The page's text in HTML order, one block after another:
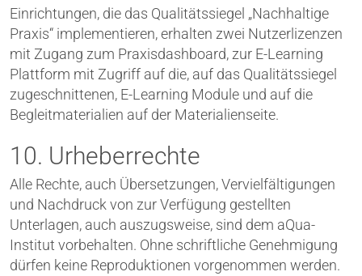
Einrichtungen, die das Qualitätssiegel „Nachhaltige
Praxis“ implementieren, erhalten zwei Nutzerlizenzen
mit Zugang zum Praxisdashboard, zur E-Learning
Plattform mit Zugriff auf die, auf das Qualitätssiegel
zugeschnittenen, E-Learning Module und auf die
Begleitmaterialien auf der Materialienseite.
10. Urheberrechte
Alle Rechte, auch Übersetzungen, Vervielfältigungen
und Nachdruck von zur Verfügung gestellten
Unterlagen, auch auszugsweise, sind dem aQua-
Institut vorbehalten. Ohne schriftliche Genehmigung
dürfen keine Reproduktionen vorgenommen werden.